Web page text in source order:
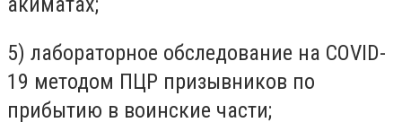
5) лабораторное обследование на COVID-
19 методом ПЦР призывников по
прибытию в воинские части;